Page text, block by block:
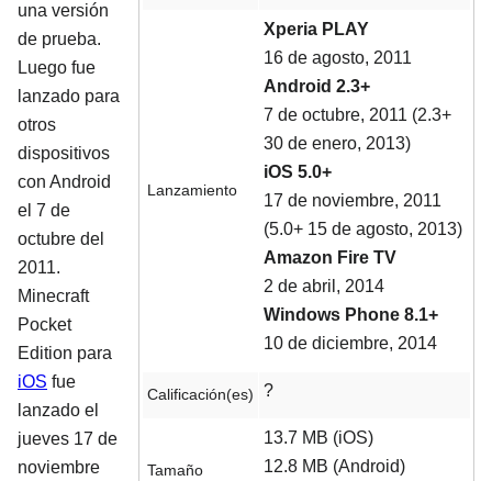
Lanzamiento
Xperia PLAY
16 de agosto, 2011
Android 2.3+
7 de octubre, 2011 (2.3+
30 de enero, 2013)
iOS 5.0+
17 de noviembre, 2011
(5.0+ 15 de agosto, 2013)
Amazon Fire TV
2 de abril, 2014
Windows Phone 8.1+
10 de diciembre, 2014
Calificación(es) ?
Tamaño
13.7 MB (iOS)
12.8 MB (Android)
una versión
de prueba.
Luego fue
lanzado para
otros
dispositivos
con Android
el 7 de
octubre del
2011.
Minecraft
Pocket
Edition para
iOS fue
lanzado el
jueves 17 de
noviembre